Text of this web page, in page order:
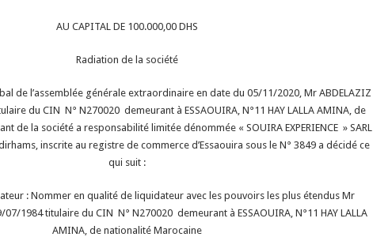
AU CAPITAL DE 100.000,00 DHS
Radiation de la société
de l’assemblée générale extraordinaire en date du 05/11/2020, Mr ABDELAZIZ
du CIN N° N270020 demeurant à ESSAOUIRA, N°11 HAY LALLA AMINA, de
de la société a responsabilité limitée dénommée « SOUIRA EXPERIENCE » SARL
inscrite au registre de commerce d’Essaouira sous le N° 3849 a décidé ce
qui suit :
: Nommer en qualité de liquidateur avec les pouvoirs les plus étendus Mr
07/1984 titulaire du CIN N° N270020 demeurant à ESSAOUIRA, N°11 HAY LALLA
AMINA, de nationalité Marocaine